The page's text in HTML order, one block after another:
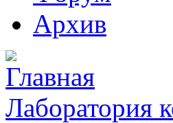
Архив
Лаборатория